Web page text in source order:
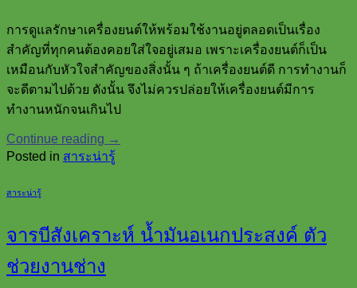
การดูแลรักษาเครื่องยนต์ให้พร้อมใช้งานอยู่ตลอดเป็นเรื่อง
สำคัญที่ทุกคนต้องคอยใส่ใจอยู่เสมอ เพราะเครื่องยนต์ก็เป็น
เหมือนกับหัวใจสำคัญของสิ่งนั้น ๆ ถ้าเครื่องยนต์ดี การทำงานก็
จะดีตามไปด้วย ดังนั้น จึงไม่ควรปล่อยให้เครื่องยนต์มีการ
ทำงานหนักจนเกินไป
Continue reading →
Posted in สาระน่ารู้
สาระน่ารู้
จารบีสังเคราะห์ น้ำมันอเนกประสงค์ ตัว
ช่วยงานช่าง